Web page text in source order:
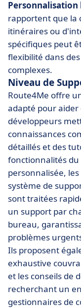
rapportent que la
itinéraires ou
spécifiques peut
flexibilité dans
complexes.
Niveau de
Route4Me offre
adapté pour
développeurs
connaissances
détaillés et des
fonctionnalités du
personnalisée,
système de
sont traitées
un support par
bureau,
problèmes
Ils proposent
exhaustive
et les conseils de
recherchant un
gestionnaires de